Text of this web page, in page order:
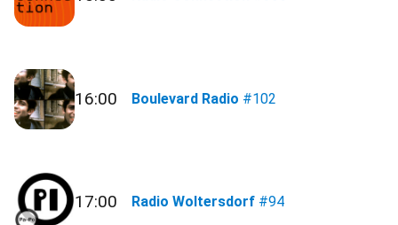
16:00 Boulevard Radio #102
17:00 Radio Woltersdorf #94